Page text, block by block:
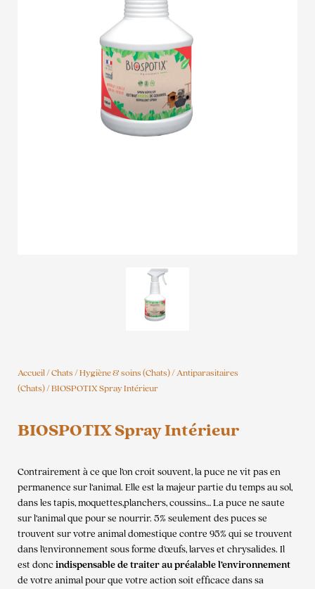
Accueil/Chats/Hygiène & soins (Chats)/Antiparasitaires
(Chats)/ BIOSPOTIX Spray Intérieur
BIOSPOTIX Spray Intérieur
Contrairement à ce que l’on croit souvent, la puce ne vit pas en
permanence sur l’animal. Elle est la majeur partie du temps au sol,
dans les tapis, moquettes,planchers, coussins… La puce ne saute
sur l’animal que pour se nourrir. 5% seulement des puces se
trouvent sur votre animal domestique contre 95% qui se trouvent
dans l’environnement sous forme d’œufs, larves et chrysalides. Il
est doncindispensable de traiter au préalable l’environnement
de votre animal pour que votre action soit efficace dans sa